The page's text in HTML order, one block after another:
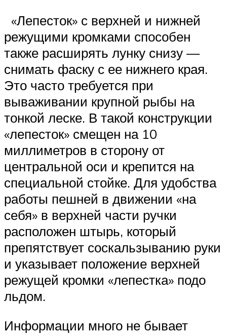
«Лепесток» с верхней и нижней
режущими кромками способен
также расширять лунку снизу —
снимать фаску с ее нижнего края.
Это часто требуется при
вываживании крупной рыбы на
тонкой леске. В такой конструкции
«лепесток» смещен на 10
миллиметров в сторону от
центральной оси и крепится на
специальной стойке. Для удобства
работы пешней в движении «на
себя» в верхней части ручки
расположен штырь, который
препятствует соскальзыванию руки
и указывает положение верхней
режущей кромки «лепестка» подо
льдом.
Информации много не бывает